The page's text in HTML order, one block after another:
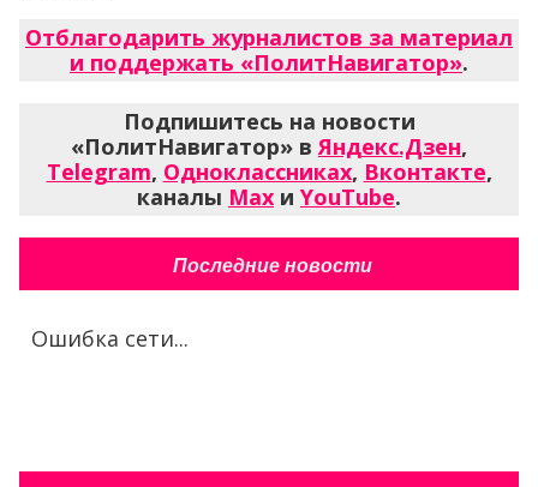
Отблагодарить журналистов за материал
и поддержать «ПолитНавигатор».
Подпишитесь на новости
«ПолитНавигатор» в Яндекс.Дзен,
Telegram, Одноклассниках, Вконтакте,
каналы Max и YouTube.
Последние новости
Ошибка сети...